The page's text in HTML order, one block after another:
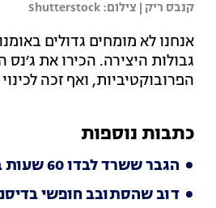
קנבס ריק | צילום: Shutterstock
אנחנו לא מומחים גדולים
גבולות היצירה. הכירו את ג׳נס
הפרובוקטיביות, ואף זכה
כתבות נוספות
הגבר ששרד לבדו 60 שעות בסירה ששקעה בים: "מודה לאלוהים"
דוב שהסתובב חופשי